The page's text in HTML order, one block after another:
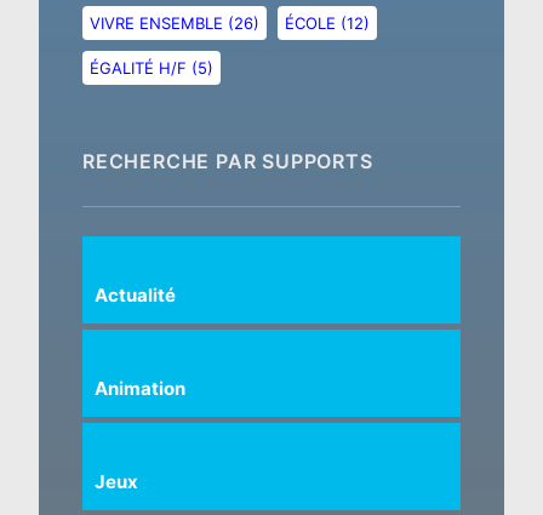
VIVRE ENSEMBLE (26) ÉCOLE (12)
ÉGALITÉ H/F (5)
RECHERCHE PAR SUPPORTS
Actualité
Animation
Jeux